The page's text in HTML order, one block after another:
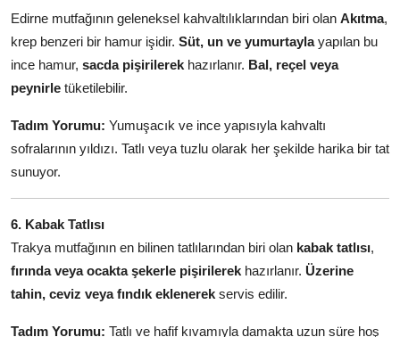
Edirne mutfağının geleneksel kahvaltılıklarından biri olan Akıtma,
krep benzeri bir hamur işidir. Süt, un ve yumurtaylayapılan bu
ince hamur, sacda pişirilerek hazırlanır. Bal, reçel veya
peynirle tüketilebilir.
Tadım Yorumu: Yumuşacık ve ince yapısıyla kahvaltı
sofralarının yıldızı. Tatlı veya tuzlu olarak her şekilde harika bir tat
sunuyor.
6. Kabak Tatlısı
Trakya mutfağının en bilinen tatlılarından biri olan kabak tatlısı,
fırında veya ocakta şekerle pişirilerek hazırlanır. Üzerine
tahin, ceviz veya fındık eklenerek servis edilir.
Tadım Yorumu: Tatlı ve hafif kıvamıyla damakta uzun süre hoş